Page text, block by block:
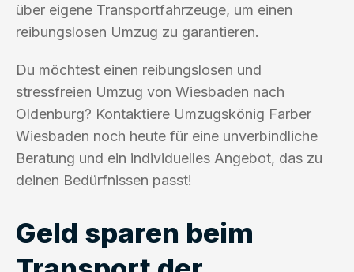
über eigene Transportfahrzeuge, um einen
reibungslosen Umzug zu garantieren.
Du möchtest einen reibungslosen und
stressfreien Umzug von Wiesbaden nach
Oldenburg? Kontaktiere Umzugskönig Farber
Wiesbaden noch heute für eine unverbindliche
Beratung und ein individuelles Angebot, das zu
deinen Bedürfnissen passt!
Geld sparen beim